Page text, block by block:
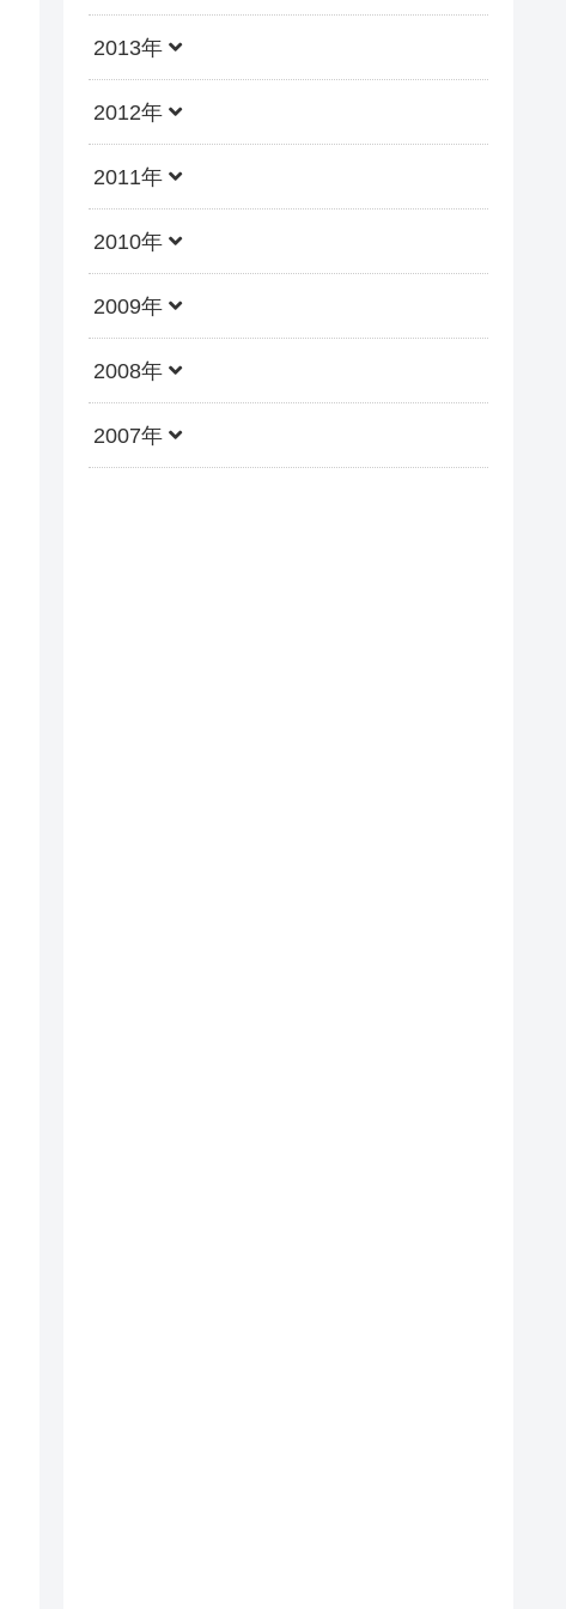
2013年
2012年
2011年
2010年
2009年
2008年
2007年